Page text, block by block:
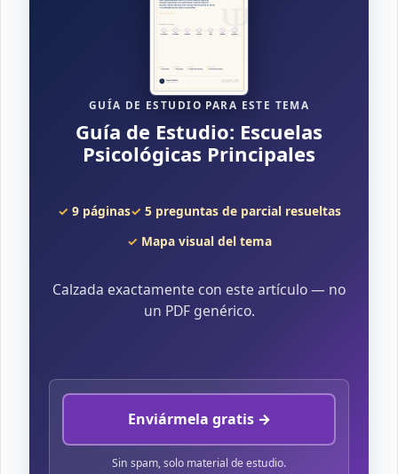
GUÍA DE ESTUDIO PARA ESTE TEMA
Guía de Estudio: Escuelas
Psicológicas Principales
9 páginas
5 preguntas de parcial resueltas
Mapa visual del tema
Calzada exactamente con este artículo — no
un PDF genérico.
Enviármela gratis →
Sin spam, solo material de estudio.